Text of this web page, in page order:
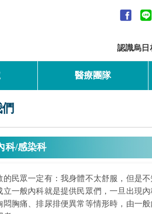
認識烏日
醫療團隊
科/感染科
的民眾一定有：我身體不太舒服，但是
立一般內科就是提供民眾們，一旦出現
悶胸痛、排尿排便異常等情形時，由一